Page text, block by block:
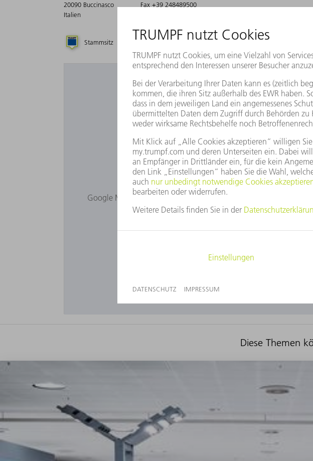
20090 Buccinasco
Italien
Fax +39 248489500
Stammsitz Tochtergesellschaft Vertretung
Sie möchten Google Maps
Google Maps wird Ihnen nicht angezeigt, da Sie unseren Cookies
Bitte passen Sie IhrePrivatsphäre-
Diese Themen